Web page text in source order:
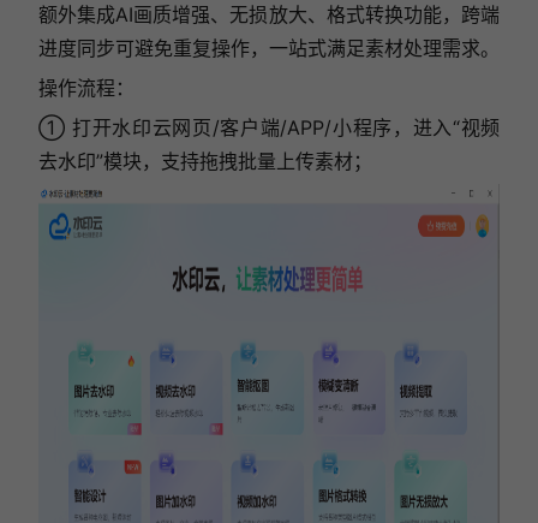
额外集成AI画质增强、无损放大、格式转换功能，跨端
进度同步可避免重复操作，一站式满足素材处理需求。
操作流程：
① 打开水印云网页/客户端/APP/小程序，进入“视频
去水印”模块，支持拖拽批量上传素材；